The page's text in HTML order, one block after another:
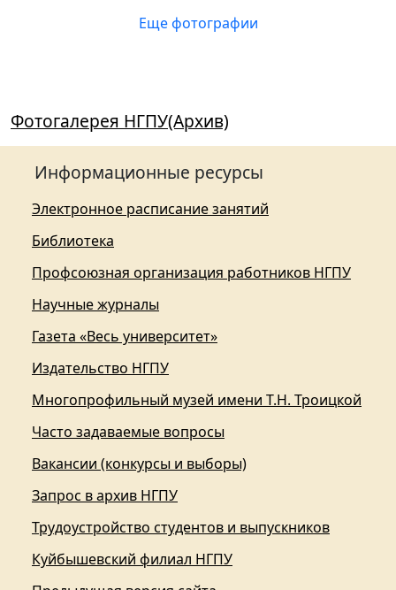
Еще фотографии
Фотогалерея НГПУ(Архив)
Информационные ресурсы
Электронное расписание занятий
Библиотека
Профсоюзная организация работников НГПУ
Научные журналы
Газета «Весь университет»
Издательство НГПУ
Многопрофильный музей имени Т.Н. Троицкой
Часто задаваемые вопросы
Вакансии (конкурсы и выборы)
Запрос в архив НГПУ
Трудоустройство студентов и выпускников
Куйбышевский филиал НГПУ